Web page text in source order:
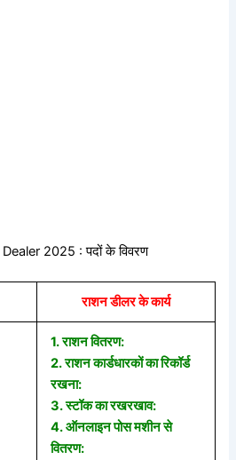
2025 : पदों के विवरण
राशन डीलर के कार्य
1. राशन वितरण:
2. राशन कार्डधारकों का रिकॉर्ड
रखना:
3. स्टॉक का रखरखाव:
4. ऑनलाइन पोस मशीन से
वितरण: